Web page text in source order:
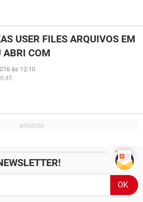
USER FILES ARQUIVOS EM
ABRI COM
às 12:10